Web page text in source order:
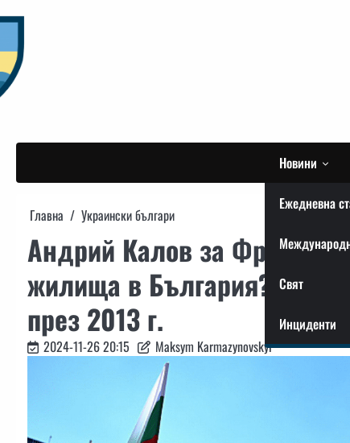
to
content
Новини
Ежедневна
Свят
Инциденти
Главна Украински българи
Андрий Калов за ФрогНюз:
жилища в България?
през 2013 г.
2024-11-26 20:15 Maksym Karmazynovskyi